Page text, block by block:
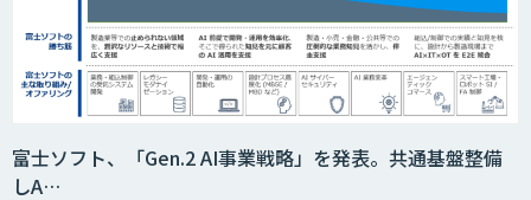
富士ソフト、「Gen.2 AI事業戦略」を発表。共通基盤整備
しA…